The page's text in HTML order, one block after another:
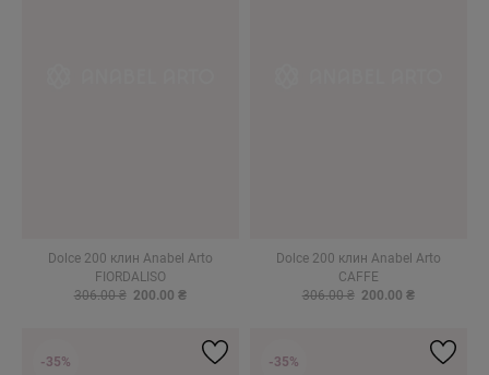
Dolce 200 клин Anabel Arto
FIORDALISO
306.00 ₴ 200.00 ₴
Dolce 200 клин Anabel Arto
CAFFE
306.00 ₴ 200.00 ₴
-35% -35%